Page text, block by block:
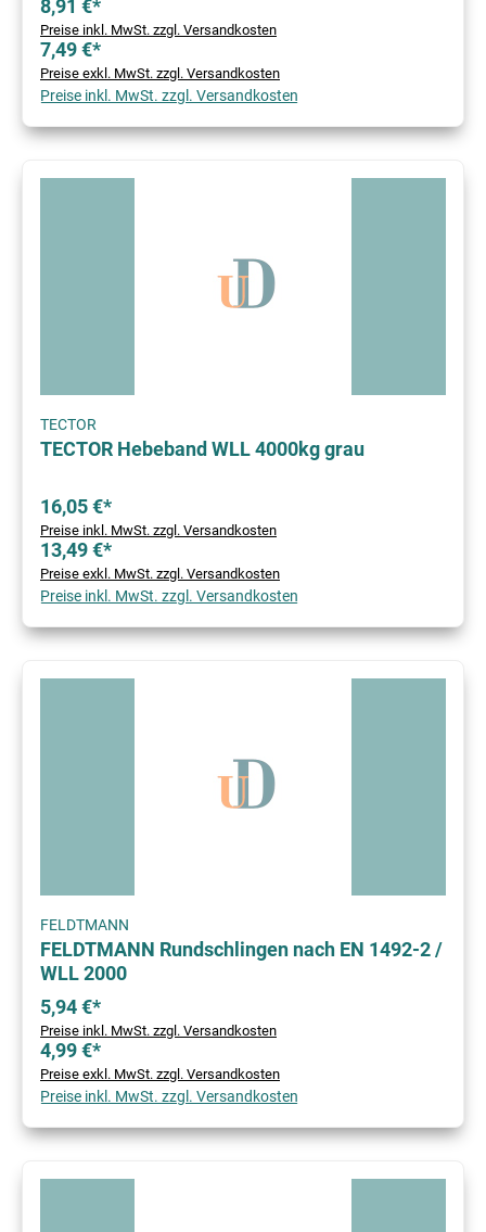
8,91 €*
Preise inkl. MwSt. zzgl. Versandkosten
7,49 €*
Preise exkl. MwSt. zzgl. Versandkosten
Preise inkl. MwSt. zzgl. Versandkosten
TECTOR
TECTOR Hebeband WLL 4000kg grau
16,05 €*
Preise inkl. MwSt. zzgl. Versandkosten
13,49 €*
Preise exkl. MwSt. zzgl. Versandkosten
Preise inkl. MwSt. zzgl. Versandkosten
FELDTMANN
FELDTMANN Rundschlingen nach EN 1492-2 /
WLL 2000
5,94 €*
Preise inkl. MwSt. zzgl. Versandkosten
4,99 €*
Preise exkl. MwSt. zzgl. Versandkosten
Preise inkl. MwSt. zzgl. Versandkosten